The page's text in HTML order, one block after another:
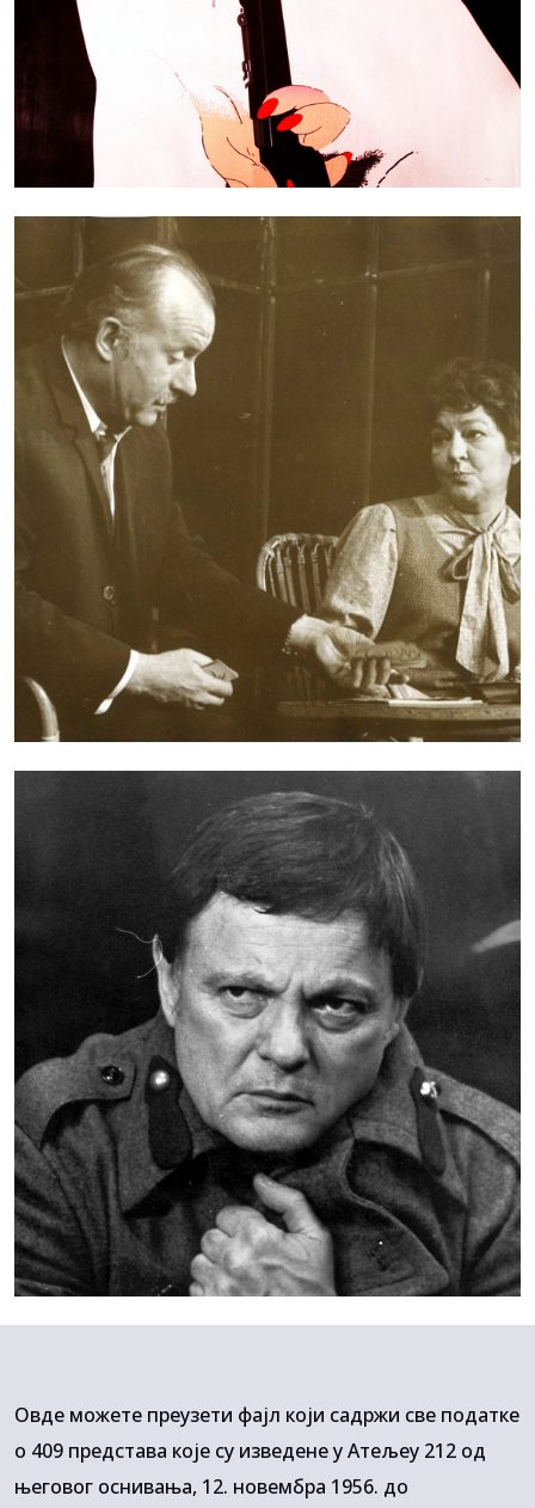
Овде можете преузети фајл који садржи све податке
о 409 представа које су изведене у Атељеу 212 од
његовог оснивања, 12. новембра 1956. до